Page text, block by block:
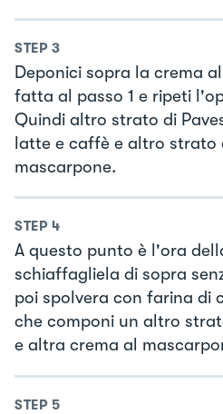
STEP 3
Deponici sopra la crema
fatta al passo 1 e ripeti
Quindi altro strato di
latte e caffè e altro strato
mascarpone.
STEP 4
A questo punto è l'ora
schiaffagliela di sopra
poi spolvera con farina di
che componi un altro
e altra crema al
STEP 5